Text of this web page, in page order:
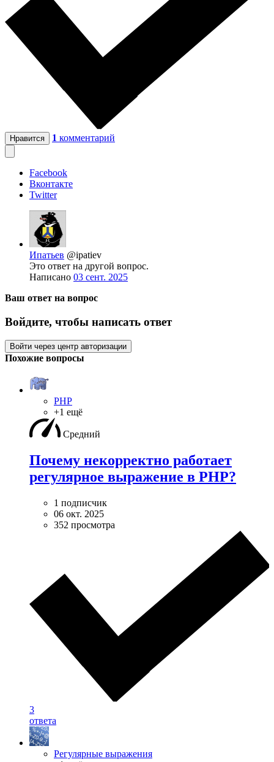
Нравится 1 комментарий
Facebook
Вконтакте
Twitter
Ипатьев @ipatiev
Это ответ на другой вопрос.
Написано 03 сент. 2025
Ваш ответ на вопрос
Войдите, чтобы написать ответ
Войти через центр авторизации
Похожие вопросы
PHP
+1 ещё
Средний
Почему некорректно работает
регулярное выражение в PHP?
1 подписчик
06 окт. 2025
352 просмотра
3
ответа
Регулярные выражения